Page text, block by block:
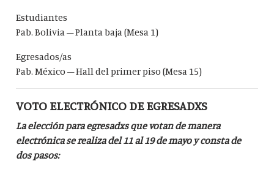
Estudiantes
Pab. Bolivia – Planta baja (Mesa 1)
Egresados/as
Pab. México – Hall del primer piso (Mesa 15)
VOTO ELECTRÓNICO DE EGRESADXS
La elección para egresadxs que votan de manera
electrónica se realiza del 11 al 19 de mayo y consta de
dos pasos: